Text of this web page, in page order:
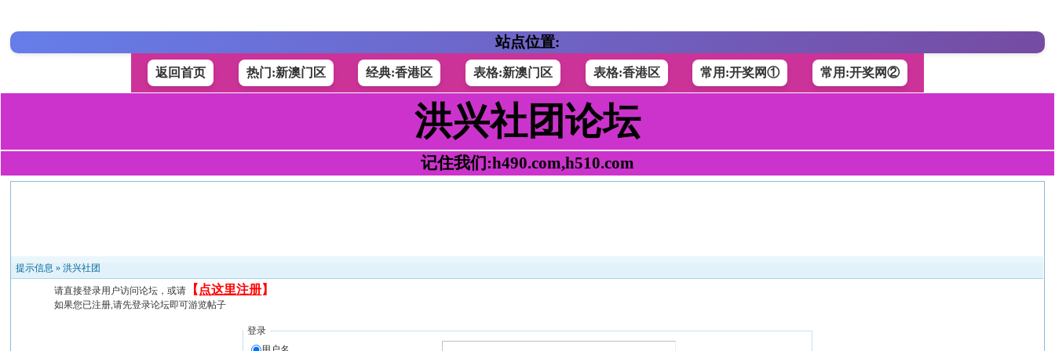
站点位置:
返回首页 热门:新澳门区 经典:香港区 表格:新澳门区 表格:香港区 常用:开奖网① 常用:开奖网②
洪兴社团论坛
记住我们:h490.com,h510.com
提示信息 »洪兴社团
请直接登录用户访问论坛，或请 【 点这里注册】
如果您已注册,请先登录论坛即可游览帖子
登录